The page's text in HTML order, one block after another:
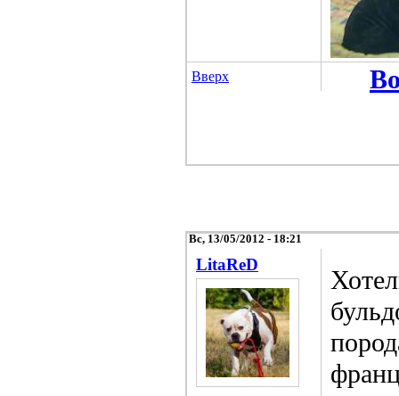
Вверх
Вс, 13/05/2012 - 18:21
LitaReD